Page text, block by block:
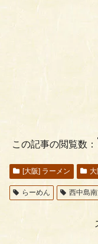
この記事の閲覧数：
[大阪] ラーメン 大
らーめん 西中島